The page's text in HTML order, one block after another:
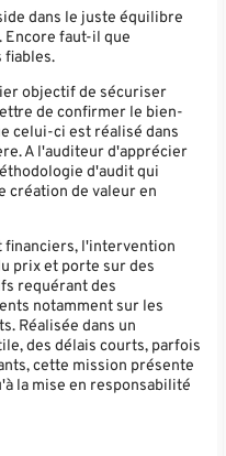
dans le juste équilibre
faut-il que
fiables.
objectif de sécuriser
de confirmer le bien-
celui-ci est réalisé dans
A l'auditeur d'apprécier
d'audit qui
création de valeur en
financiers, l'intervention
prix et porte sur des
requérant des
notamment sur les
Réalisée dans un
des délais courts, parfois
cette mission présente
la mise en responsabilité